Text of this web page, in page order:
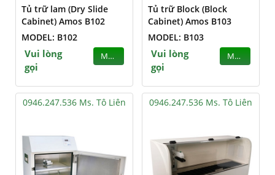
Tủ trữ lam (Dry Slide
Cabinet) Amos B102
MODEL: B102
Vui lòng
gọi
MUA
Tủ trữ Block (Block
Cabinet) Amos B103
MODEL: B103
Vui lòng
gọi
MUA
0946.247.536 Ms. Tô Liên 0946.247.536 Ms. Tô Liên